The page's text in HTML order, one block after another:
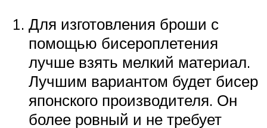
Для изготовления броши с
помощью бисероплетения
лучше взять мелкий материал.
Лучшим вариантом будет бисер
японского производителя. Он
более ровный и не требует